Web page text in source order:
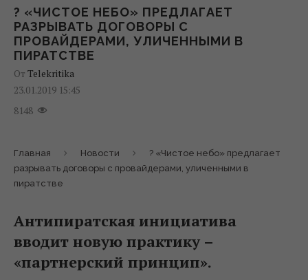
? «ЧИСТОЕ НЕБО» ПРЕДЛАГАЕТ
РАЗРЫВАТЬ ДОГОВОРЫ С
ПРОВАЙДЕРАМИ, УЛИЧЕННЫМИ В
ПИРАТСТВЕ
От Telekritika
23.01.2019 15:45
8148
Главная Новости
? «Чистое небо» предлагает
разрывать договоры с провайдерами, уличенными в
пиратстве
Антипиратская инициатива
вводит новую практику –
«партнерский принцип».